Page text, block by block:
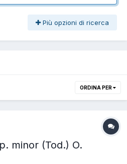
Più opzioni di ricerca
ORDINA PER
minor (Tod.) O.